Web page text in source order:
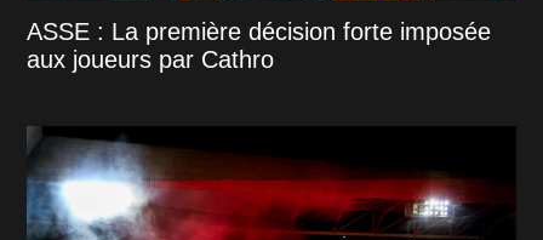
ASSE : La première décision forte imposée
aux joueurs par Cathro